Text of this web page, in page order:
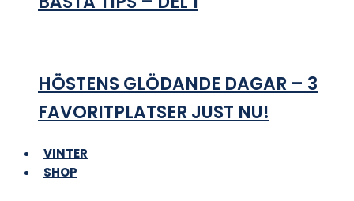
HÖSTENS GLÖDANDE DAGAR – 3
FAVORITPLATSER JUST NU!
VINTER
SHOP